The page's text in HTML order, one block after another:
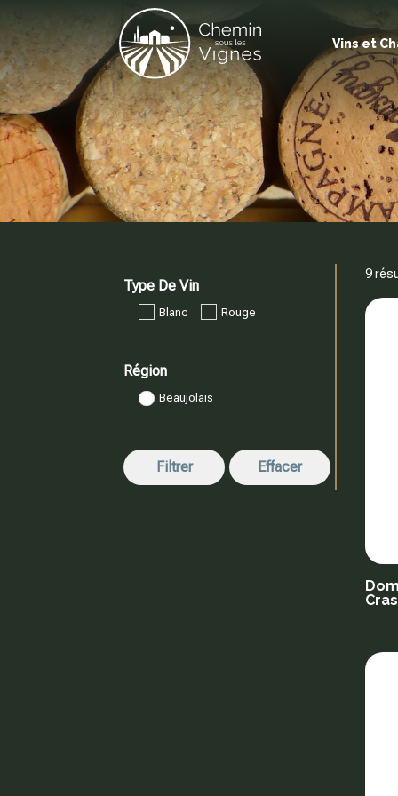
Vins et
Type De Vin
Blanc Rouge
Région
Beaujolais
Filtrer Effacer
9
Cras